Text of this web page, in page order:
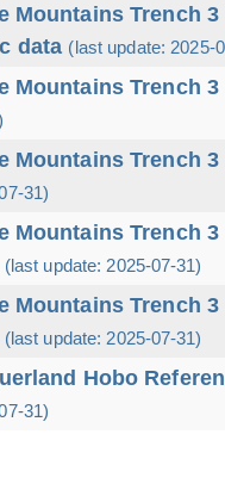
Mountains Trench
data (last update: 2025-
Mountains Trench
Mountains Trench
31)
Mountains Trench
(last update: 2025-07-31)
Mountains Trench
(last update: 2025-07-31)
Hobo
31)